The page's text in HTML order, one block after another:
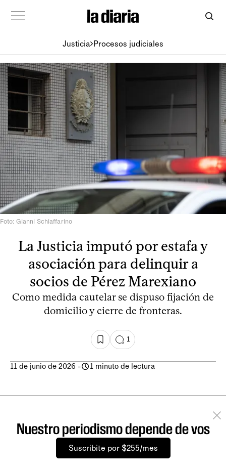
Justicia Procesos judiciales
Foto: Gianni Schiaffarino
La Justicia imputó por estafa y
asociación para delinquir a
socios de Pérez Marexiano
Como medida cautelar se dispuso fijación de
domicilio y cierre de fronteras.
1
11 de junio de 2026 - 1 minuto de lectura
Nuestro periodismo depende de vos
Suscribite por $255/mes